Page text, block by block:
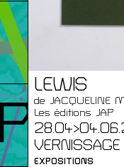
LEWIS
de JACQUELINE
Les éditions JAP
EXPOSITIONS